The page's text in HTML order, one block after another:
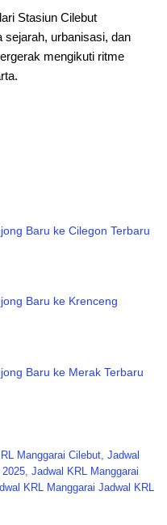
Stasiun Cilebut
sejarah, urbanisasi, dan
mengikuti ritme
Baru ke Cilegon Terbaru
Baru ke Krenceng
Baru ke Merak Terbaru
Manggarai Cilebut, Jadwal
2025, Jadwal KRL Manggarai
KRL Manggarai Jadwal KRL